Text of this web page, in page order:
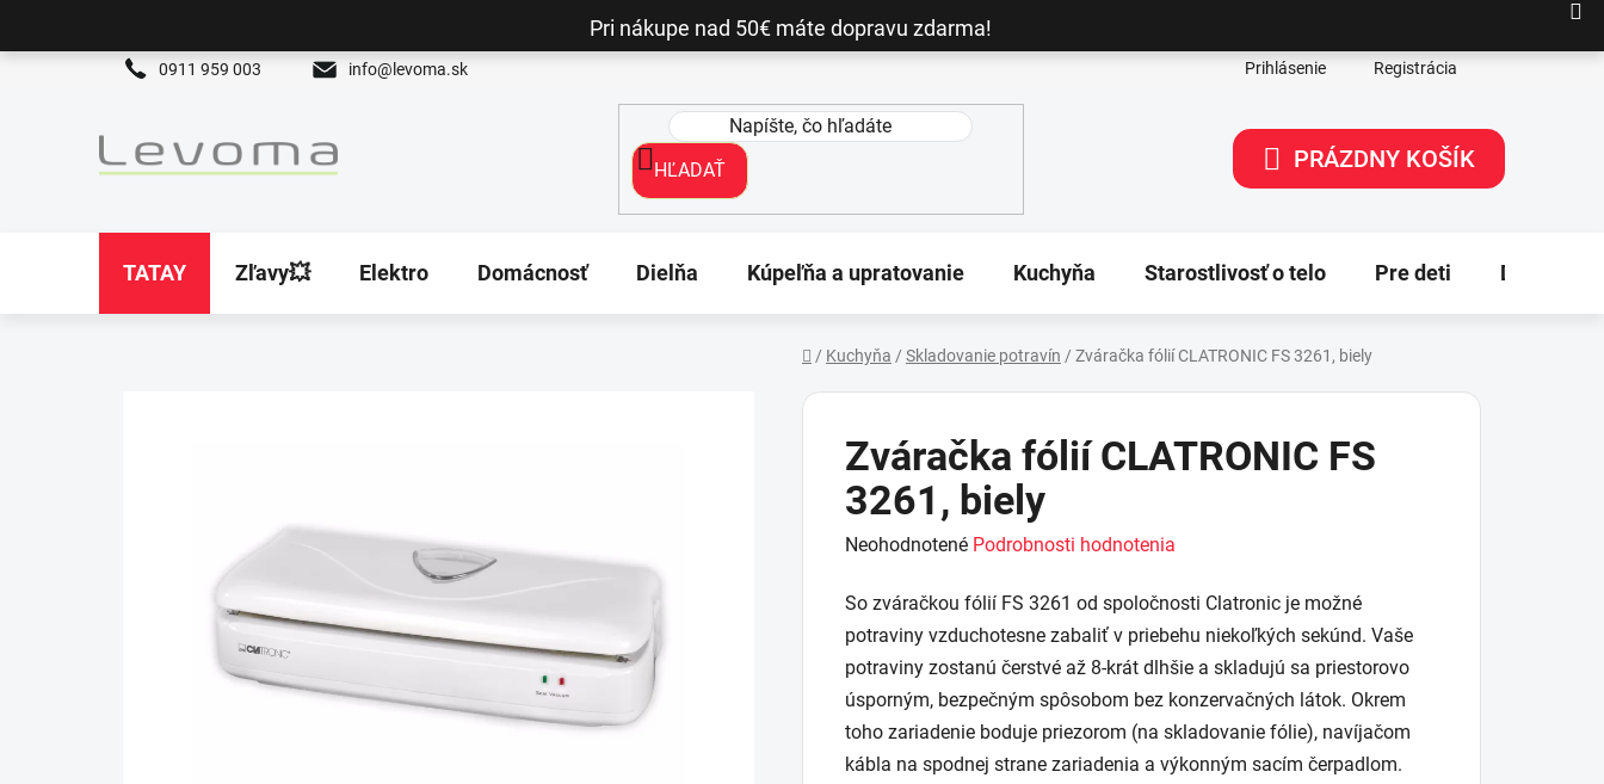
Pri nákupe nad 50€ máte dopravu zdarma!
0911 959 003 info@levoma.sk Prihlásenie Registrácia
HĽADAŤ
NÁKUPNÝ
PRÁZDNY KOŠÍK
TATAY Zľavy💥 Elektro Domácnosť Dielňa Kúpeľňa a upratovanie Kuchyňa Starostlivosť o telo Pre deti Dekorácie
/ Kuchyňa / Skladovanie potravín / Zváračka fólií CLATRONIC FS 3261, biely
Zváračka fólií CLATRONIC FS
3261, biely
Priemerné
produktu
je
0,0
z
5
hviezdičiek.
Neohodnotené Podrobnosti hodnotenia
So zváračkou fólií FS 3261 od spoločnosti Clatronic je možné
potraviny vzduchotesne zabaliť v priebehu niekoľkých sekúnd. Vaše
potraviny zostanú čerstvé až 8-krát dlhšie a skladujú sa priestorovo
úsporným, bezpečným spôsobom bez konzervačných látok. Okrem
toho zariadenie boduje priezorom (na skladovanie fólie), navíjačom
kábla na spodnej strane zariadenia a výkonným sacím čerpadlom.